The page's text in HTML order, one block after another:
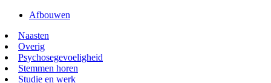
Afbouwen
Naasten
Overig
Psychosegevoeligheid
Stemmen horen
Studie en werk